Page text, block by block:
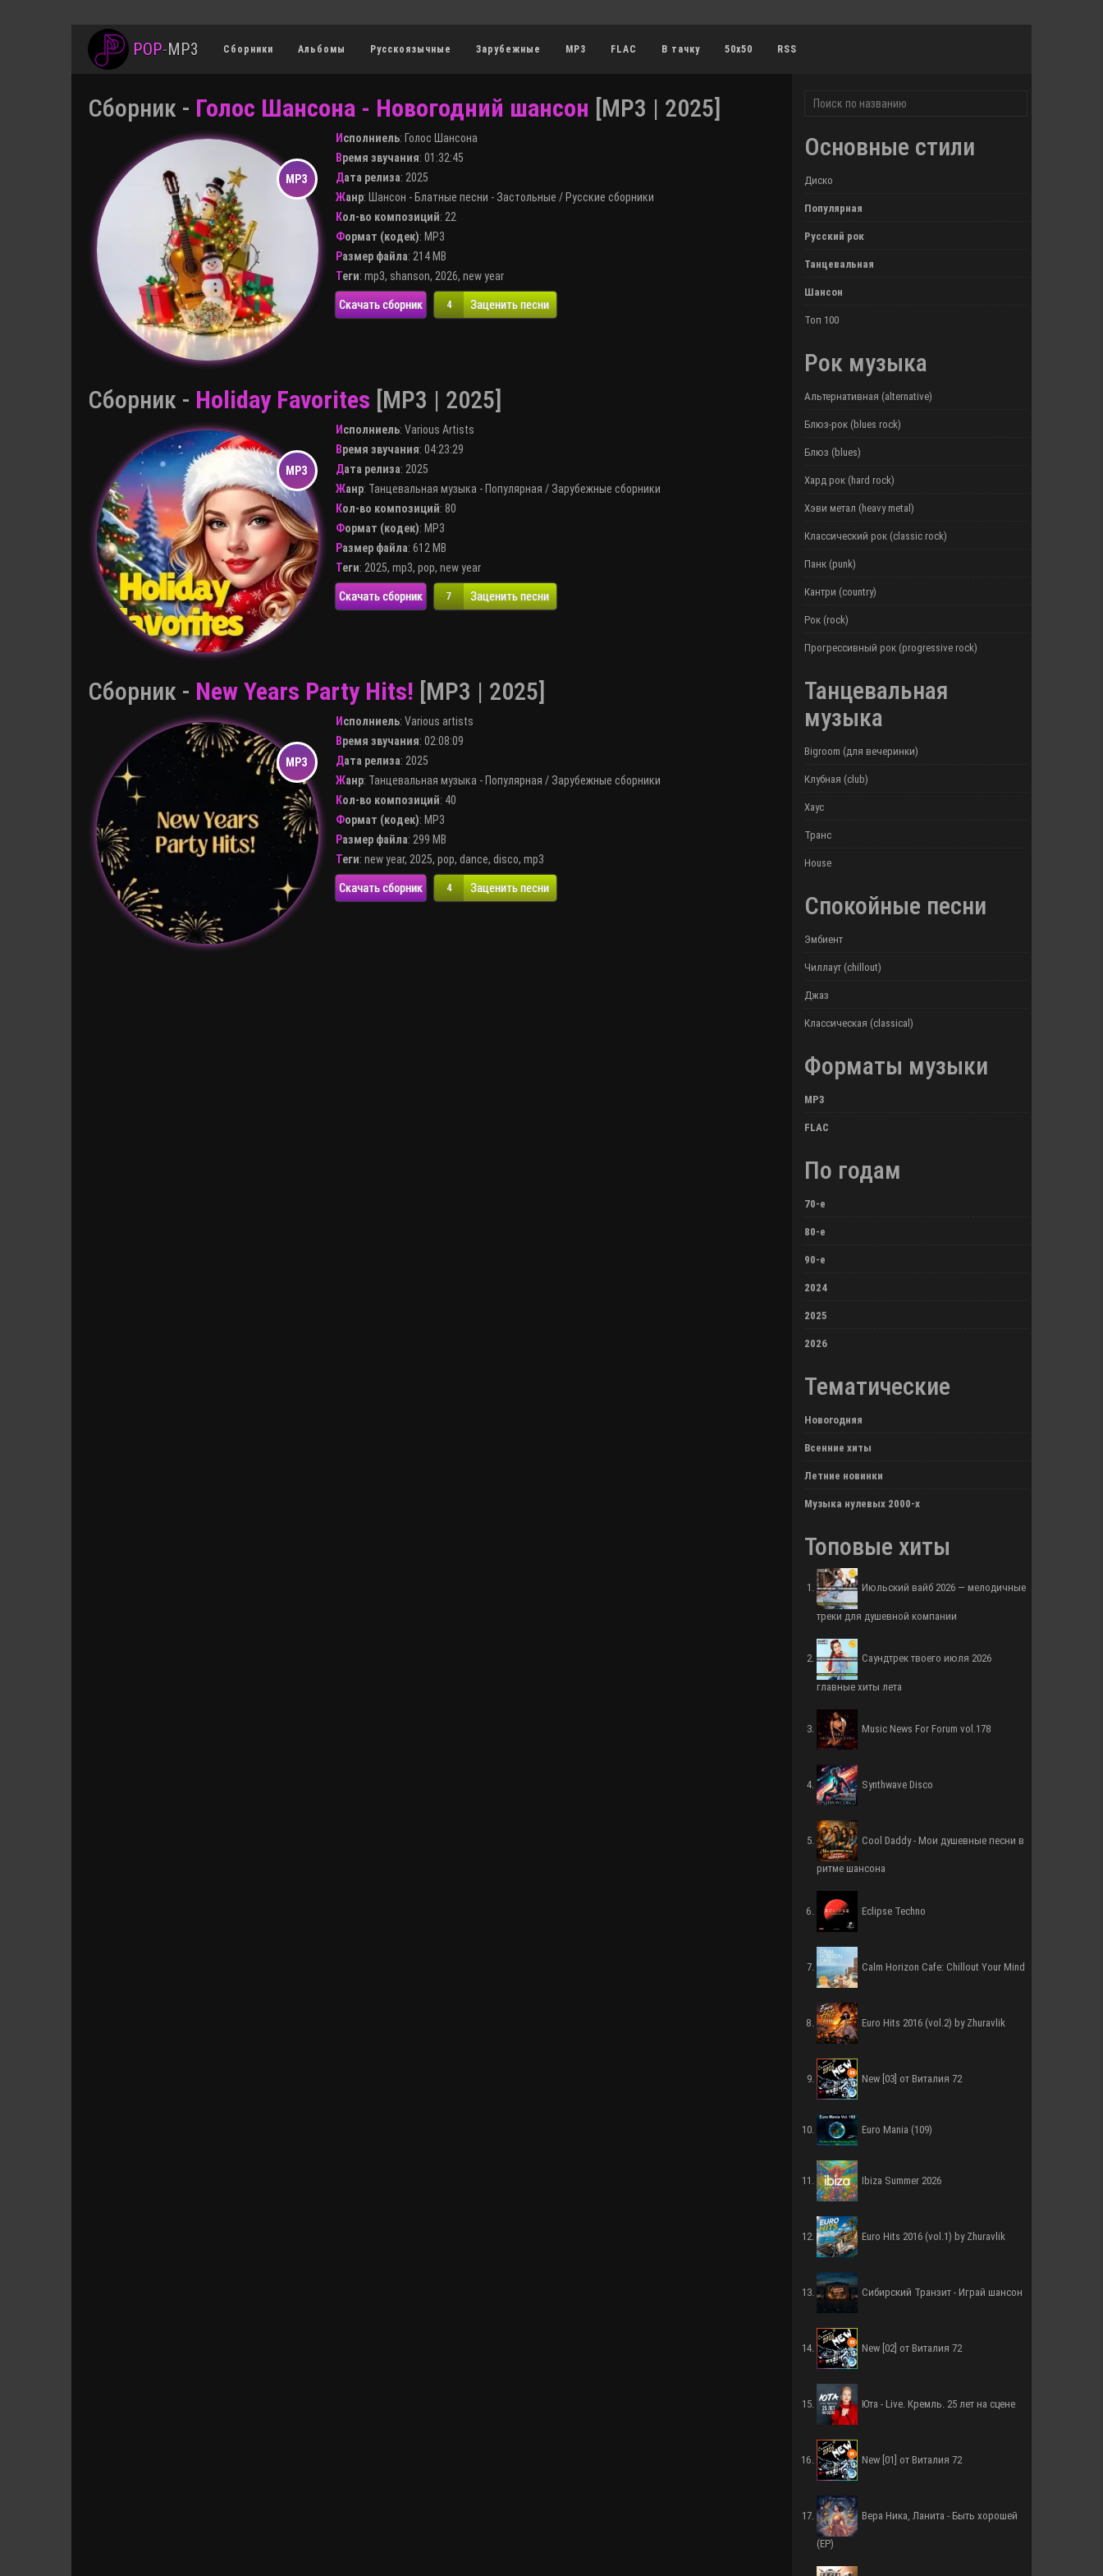
POP-MP3 Сборники Альбомы Русскоязычные Зарубежные MP3 FLAC В тачку 50x50 RSS
Сборник - Голос Шансона - Новогодний шансон [MP3 | 2025]
Исполниель: Голос Шансона
Время звучания: 01:32:45
Дата релиза: 2025
Жанр: Шансон - Блатные песни - Застольные / Русские сборники
Кол-во композиций: 22
Формат (кодек): MP3
Размер файла: 214 MB
Теги: mp3, shanson, 2026, new year
Скачать сборник 4 Заценить песни
Сборник - Holiday Favorites [MP3 | 2025]
Исполниель: Various Artists
Время звучания: 04:23:29
Дата релиза: 2025
Жанр: Танцевальная музыка - Популярная / Зарубежные сборники
Кол-во композиций: 80
Формат (кодек): MP3
Размер файла: 612 MB
Теги: 2025, mp3, pop, new year
Скачать сборник 7 Заценить песни
Сборник - New Years Party Hits! [MP3 | 2025]
Исполниель: Various artists
Время звучания: 02:08:09
Дата релиза: 2025
Жанр: Танцевальная музыка - Популярная / Зарубежные сборники
Кол-во композиций: 40
Формат (кодек): MP3
Размер файла: 299 MB
Теги: new year, 2025, pop, dance, disco, mp3
Скачать сборник 4 Заценить песни
Основные стили
Диско
Популярная
Русский рок
Танцевальная
Шансон
Топ 100
Рок музыка
Альтернативная (alternative)
Блюз-рок (blues rock)
Блюз (blues)
Хард рок (hard rock)
Хэви метал (heavy metal)
Классический рок (classic rock)
Панк (punk)
Кантри (country)
Рок (rock)
Прогрессивный рок (progressive rock)
Танцевальная
музыка
Bigroom (для вечеринки)
Клубная (club)
Хаус
Транс
House
Спокойные песни
Эмбиент
Чиллаут (chillout)
Джаз
Классическая (classical)
Форматы музыки
MP3
FLAC
По годам
70-е
80-е
90-е
2024
2025
2026
Тематические
Новогодняя
Всенние хиты
Летние новинки
Музыка нулевых 2000-х
Топовые хиты
Июльский вайб 2026 — мелодичные
треки для душевной компании
Саундтрек твоего июля 2026
главные хиты лета
Music News For Forum vol.178
Synthwave Disco
Cool Daddy - Мои душевные песни в
ритме шансона
Eclipse Techno
Calm Horizon Cafe: Chillout Your Mind
Euro Hits 2016 (vol.2) by Zhuravlik
New [03] от Виталия 72
Euro Mania (109)
Ibiza Summer 2026
Euro Hits 2016 (vol.1) by Zhuravlik
Сибирский Транзит - Играй шансон
New [02] от Виталия 72
Юта - Live. Кремль. 25 лет на сцене
New [01] от Виталия 72
Вера Ника, Ланита - Быть хорошей
(EP)